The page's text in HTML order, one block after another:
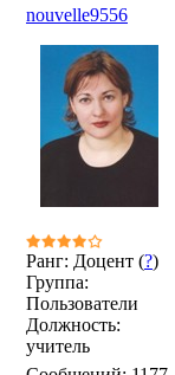
nouvelle9556
Ранг: Доцент (?)
Группа:
Пользователи
Должность:
учитель